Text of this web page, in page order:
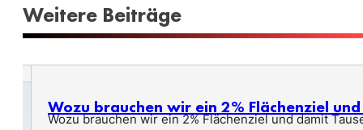
Weitere Beiträge
Wozu brauchen wir ein 2% Flächenziel
Wozu brauchen wir ein 2% Flächenziel und damit